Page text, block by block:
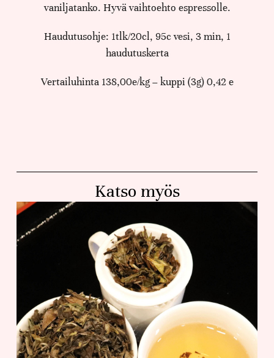
vaniljatanko. Hyvä vaihtoehto espressolle.
Haudutusohje: 1tlk/20cl, 95c vesi, 3 min, 1
haudutuskerta
Vertailuhinta 138,00e/kg – kuppi (3g) 0,42 e
Katso myös